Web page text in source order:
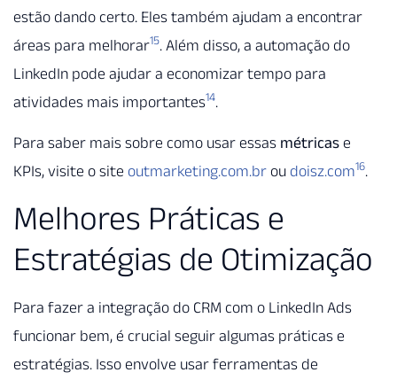
estão dando certo. Eles também ajudam a encontrar
áreas para melhorar15. Além disso, a automação do
LinkedIn pode ajudar a economizar tempo para
atividades mais importantes14.
Para saber mais sobre como usar essas métricas e
KPIs, visite o site outmarketing.com.br ou doisz.com16.
Melhores Práticas e
Estratégias de Otimização
Para fazer a integração do CRM com o LinkedIn Ads
funcionar bem, é crucial seguir algumas práticas e
estratégias. Isso envolve usar ferramentas de